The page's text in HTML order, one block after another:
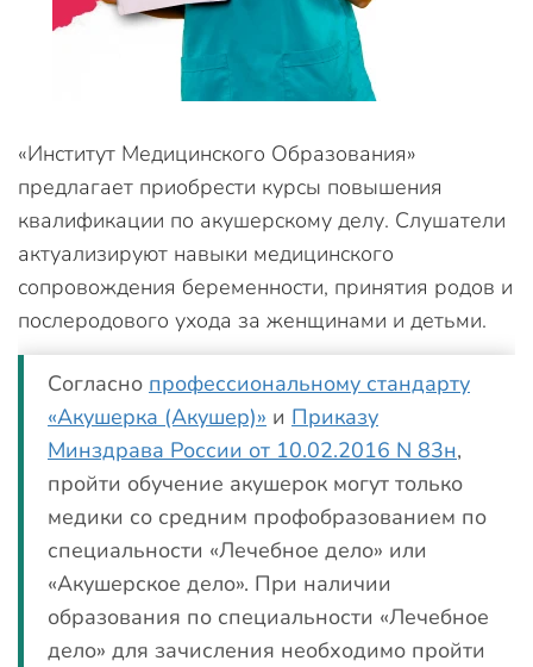
«Институт Медицинского Образования»
предлагает приобрести курсы повышения
квалификации по акушерскому делу. Слушатели
актуализируют навыки медицинского
сопровождения беременности, принятия родов и
послеродового ухода за женщинами и детьми.
Согласно профессиональному стандарту
«Акушерка (Акушер)» и Приказу
Минздрава России от 10.02.2016 N 83н,
пройти обучение акушерок могут только
медики со средним профобразованием по
специальности «Лечебное дело» или
«Акушерское дело». При наличии
образования по специальности «Лечебное
дело» для зачисления необходимо пройти